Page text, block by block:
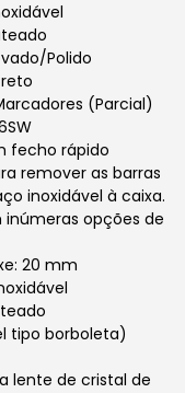
Polido
(Parcial)
fecho rápido
remover as barras
inoxidável à caixa.
inúmeras opções de
20 mm
tipo borboleta)
lente de cristal de